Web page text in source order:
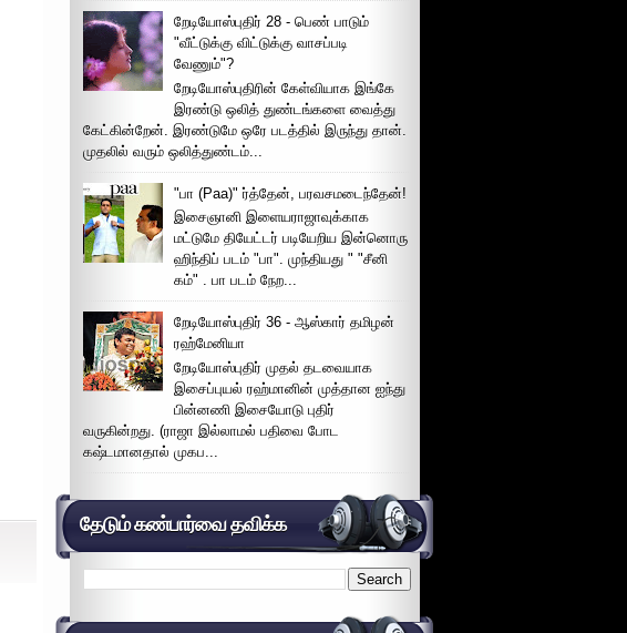
றேடியோஸ்புதிர் 28 - பெண் பாடும்
"வீட்டுக்கு விட்டுக்கு வாசப்படி
வேணும்"?
றேடியோஸ்புதிரின் கேள்வியாக இங்கே
இரண்டு ஒலித் துண்டங்களை வைத்து
கேட்கின்றேன். இரண்டுமே ஒரே படத்தில் இருந்து தான்.
முதலில் வரும் ஒலித்துண்டம்...
"பா (Paa)" ர்த்தேன், பரவசமடைந்தேன்!
இசைஞானி இளையராஜாவுக்காக
மட்டுமே தியேட்டர் படியேறிய இன்னொரு
ஹிந்திப் படம் "பா". முந்தியது " "சீனி
கம்" . பா படம் நேற...
றேடியோஸ்புதிர் 36 - ஆஸ்கார் தமிழன்
ரஹ்மேனியா
றேடியோஸ்புதிர் முதல் தடவையாக
இசைப்புயல் ரஹ்மானின் முத்தான ஐந்து
பின்னணி இசையோடு புதிர்
வருகின்றது. (ராஜா இல்லாமல் பதிவை போட
கஷ்டமானதால் முகப...
தேடும் கண்பார்வை தவிக்க